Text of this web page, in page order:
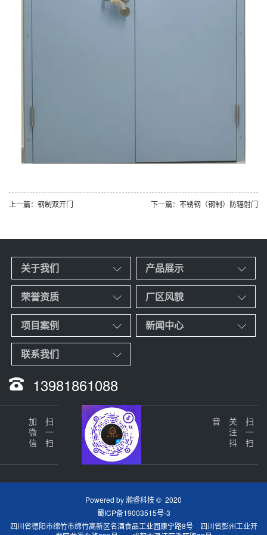
上一篇：钢制双开门 下一篇：不锈钢（钢制）防辐射门
关于我们 产品展示
荣誉资质 厂区风貌
项目案例 新闻中心
联系我们
13981861088
扫一扫
加微信 扫一扫
关
注
抖
音
Powered by瀚睿科技© 2020
蜀ICP备19003515号-3
四川省德阳市绵竹市绵竹高新区名酒食品工业园康宁路8号 四川省彭州工业开